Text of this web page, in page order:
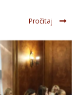
Pročitaj